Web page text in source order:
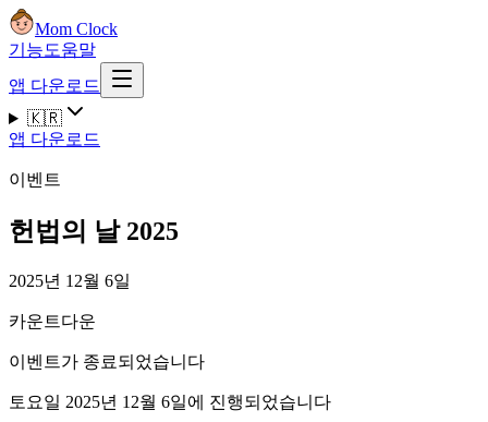
Mom Clock
기능도움말
앱 다운로드
🇰🇷
앱 다운로드
이벤트
헌법의 날 2025
2025년 12월 6일
카운트다운
이벤트가 종료되었습니다
토요일 2025년 12월 6일에 진행되었습니다